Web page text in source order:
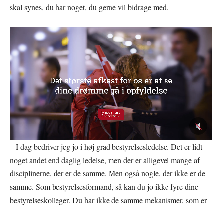
skal synes, du har noget, du gerne vil bidrage med.
– I dag bedriver jeg jo i høj grad bestyrelsesledelse. Det er lidt
noget andet end daglig ledelse, men der er alligevel mange af
disciplinerne, der er de samme. Men også nogle, der ikke er de
samme. Som bestyrelsesformand, så kan du jo ikke fyre dine
bestyrelseskolleger. Du har ikke de samme mekanismer, som er